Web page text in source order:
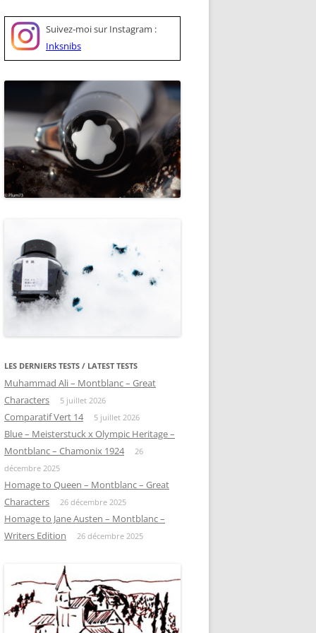
Suivez-moi sur Instagram :
Inksnibs
LES DERNIERS TESTS / LATEST TESTS
Muhammad Ali – Montblanc – Great
Characters
5 juillet 2026
Comparatif Vert 14 5 juillet 2026
Blue – Meisterstuck x Olympic Heritage –
Montblanc – Chamonix 1924
26
décembre 2025
Homage to Queen – Montblanc – Great
Characters
26 décembre 2025
Homage to Jane Austen – Montblanc –
Writers Edition
26 décembre 2025